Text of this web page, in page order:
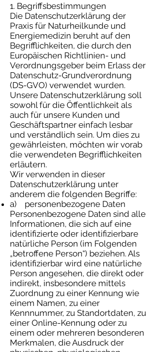
1. Begriffsbestimmungen
Die Datenschutzerklärung der
Praxis für Naturheilkunde und
Energiemedizin beruht auf den
Begrifflichkeiten, die durch den
Europäischen Richtlinien- und
Verordnungsgeber beim Erlass der
Datenschutz-Grundverordnung
(DS-GVO) verwendet wurden.
Unsere Datenschutzerklärung soll
sowohl für die Öffentlichkeit als
auch für unsere Kunden und
Geschäftspartner einfach lesbar
und verständlich sein. Um dies zu
gewährleisten, möchten wir vorab
die verwendeten Begrifflichkeiten
erläutern.
Wir verwenden in dieser
Datenschutzerklärung unter
anderem die folgenden Begriffe:
a) personenbezogene Daten
Personenbezogene Daten sind alle
Informationen, die sich auf eine
identifizierte oder identifizierbare
natürliche Person (im Folgenden
„betroffene Person“) beziehen. Als
identifizierbar wird eine natürliche
Person angesehen, die direkt oder
indirekt, insbesondere mittels
Zuordnung zu einer Kennung wie
einem Namen, zu einer
Kennnummer, zu Standortdaten, zu
einer Online-Kennung oder zu
einem oder mehreren besonderen
Merkmalen, die Ausdruck der